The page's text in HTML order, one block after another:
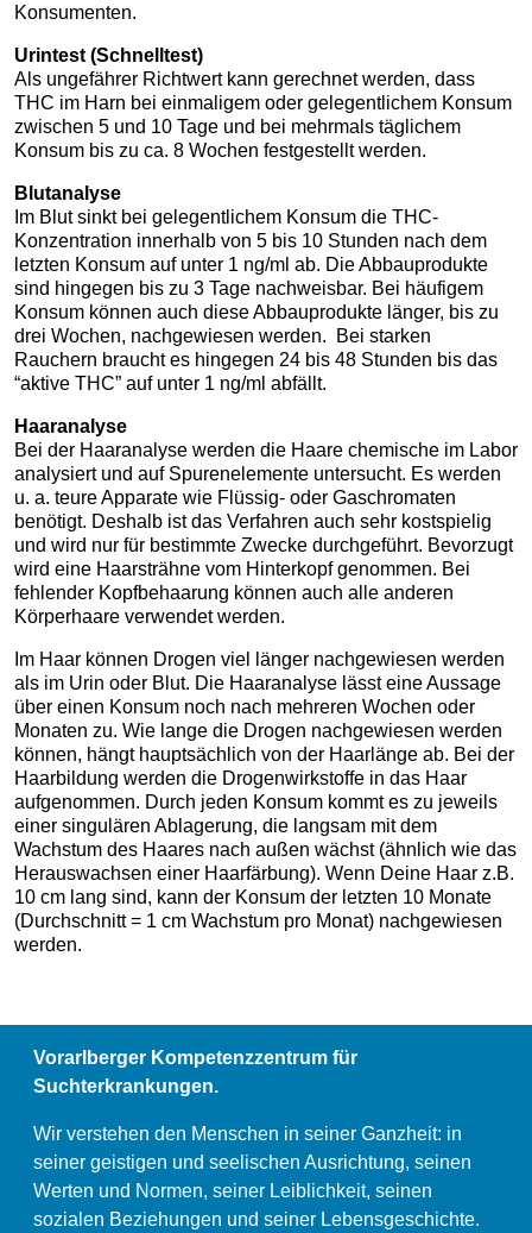
Konsumenten.
Urintest (Schnelltest)
Als ungefährer Richtwert kann gerechnet werden, dass
THC im Harn bei einmaligem oder gelegentlichem Konsum
zwischen 5 und 10 Tage und bei mehrmals täglichem
Konsum bis zu ca. 8 Wochen festgestellt werden.
Blutanalyse
Im Blut sinkt bei gelegentlichem Konsum die THC-
Konzentration innerhalb von 5 bis 10 Stunden nach dem
letzten Konsum auf unter 1 ng/ml ab. Die Abbauprodukte
sind hingegen bis zu 3 Tage nachweisbar. Bei häufigem
Konsum können auch diese Abbauprodukte länger, bis zu
drei Wochen, nachgewiesen werden. Bei starken
Rauchern braucht es hingegen 24 bis 48 Stunden bis das
“aktive THC” auf unter 1 ng/ml abfällt.
Haaranalyse
Bei der Haaranalyse werden die Haare chemische im Labor
analysiert und auf Spurenelemente untersucht. Es werden
u. a. teure Apparate wie Flüssig- oder Gaschromaten
benötigt. Deshalb ist das Verfahren auch sehr kostspielig
und wird nur für bestimmte Zwecke durchgeführt. Bevorzugt
wird eine Haarsträhne vom Hinterkopf genommen. Bei
fehlender Kopfbehaarung können auch alle anderen
Körperhaare verwendet werden.
Im Haar können Drogen viel länger nachgewiesen werden
als im Urin oder Blut. Die Haaranalyse lässt eine Aussage
über einen Konsum noch nach mehreren Wochen oder
Monaten zu. Wie lange die Drogen nachgewiesen werden
können, hängt hauptsächlich von der Haarlänge ab. Bei der
Haarbildung werden die Drogenwirkstoffe in das Haar
aufgenommen. Durch jeden Konsum kommt es zu jeweils
einer singulären Ablagerung, die langsam mit dem
Wachstum des Haares nach außen wächst (ähnlich wie das
Herauswachsen einer Haarfärbung). Wenn Deine Haar z.B.
10 cm lang sind, kann der Konsum der letzten 10 Monate
(Durchschnitt = 1 cm Wachstum pro Monat) nachgewiesen
werden.
Vorarlberger Kompetenzzentrum für
Suchterkrankungen.
Wir verstehen den Menschen in seiner Ganzheit: in
seiner geistigen und seelischen Ausrichtung, seinen
Werten und Normen, seiner Leiblichkeit, seinen
sozialen Beziehungen und seiner Lebensgeschichte.